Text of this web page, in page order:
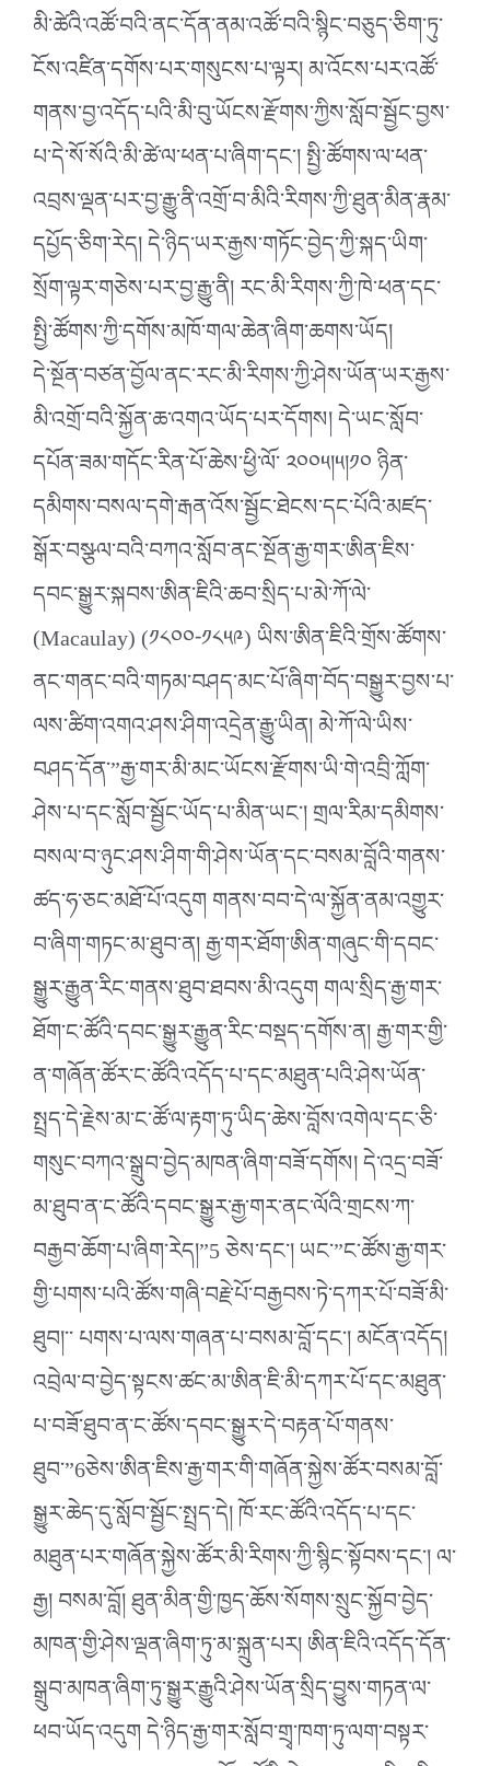
མི་ཚེའི་འཚོ་བའི་ནང་དོན་ནམ་འཚོ་བའི་སྙིང་བཅུད་ཅིག་ཏུ་
ངོས་འཛིན་དགོས་པར་གསུངས་པ་ལྟར། མ་འོངས་པར་འཚོ་
གནས་བྱ་འདོད་པའི་མི་བུ་ཡོངས་རྫོགས་ཀྱིས་སློབ་སྦྱོང་བྱས་
པ་དེ་སོ་སོའི་མི་ཚེ་ལ་ཕན་པ་ཞིག་དང་། སྤྱི་ཚོགས་ལ་ཕན་
འབྲས་ལྡན་པར་བྱ་རྒྱུ་ནི་འགྲོ་བ་མིའི་རིགས་ཀྱི་ཐུན་མིན་རྣམ་
དཔྱོད་ཅིག་རེད། དེ་ཉིད་ཡར་རྒྱས་གཏོང་བྱེད་ཀྱི་སྐད་ཡིག་
སྲོག་ལྟར་གཅེས་པར་བྱ་རྒྱུ་ནི། རང་མི་རིགས་ཀྱི་ཁེ་ཕན་དང་
སྤྱི་ཚོགས་ཀྱི་དགོས་མཁོ་གལ་ཆེན་ཞིག་ཆགས་ཡོད།
དེ་སྔོན་བཙན་བྱོལ་ནང་རང་མི་རིགས་ཀྱི་ཤེས་ཡོན་ཡར་རྒྱས་
མི་འགྲོ་བའི་སྐྱོན་ཆ་འགའ་ཡོད་པར་དོགས། དེ་ཡང་སློབ་
དཔོན་ཟམ་གདོང་རིན་པོ་ཆེས་ཕྱི་ལོ་ ༢༠༠༥།༥།༡༠ ཉིན་
དམིགས་བསལ་དགེ་རྒན་འོས་སྦྱོང་ཐེངས་དང་པོའི་མཛད་
སྒོར་བསྩལ་བའི་བཀའ་སློབ་ནང་སྔོན་རྒྱ་གར་ཨིན་ཇིས་
དབང་སྒྱུར་སྐབས་ཨིན་ཇིའི་ཆབ་སྲིད་པ་མེ་ཀོ་ལེ་
(Macaulay) (༡༨༠༠-༡༨༥༩) ཡིས་ཨིན་ཇིའི་གྲོས་ཚོགས་
ནང་གནང་བའི་གཏམ་བཤད་མང་པོ་ཞིག་བོད་བསྒྱུར་བྱས་པ་
ལས་ཚིག་འགའ་ཤས་ཤིག་འདྲེན་རྒྱུ་ཡིན། མེ་ཀོ་ལེ་ཡིས་
བཤད་དོན་”རྒྱ་གར་མི་མང་ཡོངས་རྫོགས་ཡི་གེ་འབྲི་ཀློག་
ཤེས་པ་དང་སློབ་སྦྱོང་ཡོད་པ་མིན་ཡང་། གྲལ་རིམ་དམིགས་
བསལ་བ་ཉུང་ཤས་ཤིག་གི་ཤེས་ཡོན་དང་བསམ་བློའི་གནས་
ཚད་ཧ་ཅང་མཐོ་པོ་འདུག གནས་བབ་དེ་ལ་སྐྱོན་ནམ་འགྱུར་
བ་ཞིག་གཏང་མ་ཐུབ་ན། རྒྱ་གར་ཐོག་ཨིན་གཞུང་གི་དབང་
སྒྱུར་རྒྱུན་རིང་གནས་ཐུབ་ཐབས་མི་འདུག གལ་སྲིད་རྒྱ་གར་
ཐོག་ང་ཚོའི་དབང་སྒྱུར་རྒྱུན་རིང་བསྡད་དགོས་ན། རྒྱ་གར་གྱི་
ན་གཞོན་ཚོར་ང་ཚོའི་འདོད་པ་དང་མཐུན་པའི་ཤེས་ཡོན་
སྤྲད་དེ་རྗེས་མ་ང་ཚོ་ལ་རྟག་ཏུ་ཡིད་ཆེས་བློས་འགེལ་དང་ཅི་
གསུང་བཀའ་སྒྲུབ་བྱེད་མཁན་ཞིག་བཟོ་དགོས། དེ་འདྲ་བཟོ་
མ་ཐུབ་ན་ང་ཚོའི་དབང་སྒྱུར་རྒྱ་གར་ནང་ལོའི་གྲངས་ཀ་
བརྒྱབ་ཆོག་པ་ཞིག་རེད།”5 ཅེས་དང་། ཡང་”ང་ཚོས་རྒྱ་གར་
གྱི་པགས་པའི་ཚོས་གཞི་བརྗེ་པོ་བརྒྱབས་ཏེ་དཀར་པོ་བཟོ་མི་
ཐུབ།་་ པགས་པ་ལས་གཞན་པ་བསམ་བློ་དང་། མངོན་འདོད།
འབྲེལ་བ་བྱེད་སྟངས་ཚང་མ་ཨིན་ཇི་མི་དཀར་པོ་དང་མཐུན་
པ་བཟོ་ཐུབ་ན་ང་ཚོས་དབང་སྒྱུར་དེ་བརྟན་པོ་གནས་
ཐུབ་”6ཅེས་ཨིན་ཇིས་རྒྱ་གར་གི་གཞོན་སྐྱེས་ཚོར་བསམ་བློ་
སྒྱུར་ཆེད་དུ་སློབ་སྦྱོང་སྤྲད་དེ། ཁོ་རང་ཚོའི་འདོད་པ་དང་
མཐུན་པར་གཞོན་སྐྱེས་ཚོར་མི་རིགས་ཀྱི་སྙིང་སྟོབས་དང་། ལ་
རྒྱ། བསམ་བློ། ཐུན་མིན་གྱི་ཁྱད་ཆོས་སོགས་སྲུང་སྐྱོབ་བྱེད་
མཁན་གྱི་ཤེས་ལྡན་ཞིག་ཏུ་མ་སྐྲུན་པར། ཨིན་ཇིའི་འདོད་དོན་
སྒྲུབ་མཁན་ཞིག་ཏུ་སྒྱུར་རྒྱུའི་ཤེས་ཡོན་སྲིད་བྱུས་གཏན་ལ་
ཕབ་ཡོད་འདུག དེ་ཉིད་རྒྱ་གར་སློབ་གྲྭ་ཁག་ཏུ་ལག་བསྟར་